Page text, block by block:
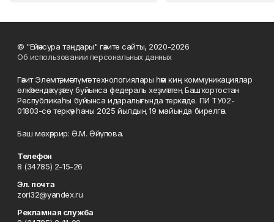
© "Ейәнсура таңдары" гәзите сайты, 2020-2026
Об использовании персональных данных
Гәзит Элемтә, мәғлүмәт технологиялары һәм киң коммуникациялар
өлкәһендә күҙәтеү буйынса федераль хеҙмәттең Башҡортостан
Республикаһы буйынса идаралығында теркәлде. ПИ ТУ02-
01803-сө теркәү һаны 2025 йылдың 19 майында бирелгән.
Баш мөхәррир: Ә.М. Әйүпова.
Телефон
8 (34785) 2-15-26
Эл. почта
zori32@yandex.ru
Рекламная служба